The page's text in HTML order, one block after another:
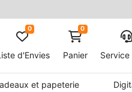
d'Envies
0 0
Panier
et papeterie